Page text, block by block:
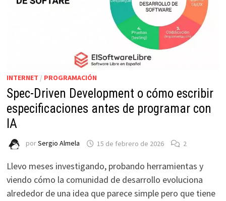
INTERNET / PROGRAMACIÓN
Spec-Driven Development o cómo escribir
especificaciones antes de programar con
IA
porSergio Almela 15 de febrero de 2026 2
Llevo meses investigando, probando herramientas y
viendo cómo la comunidad de desarrollo evoluciona
alrededor de una idea que parece simple pero que tiene